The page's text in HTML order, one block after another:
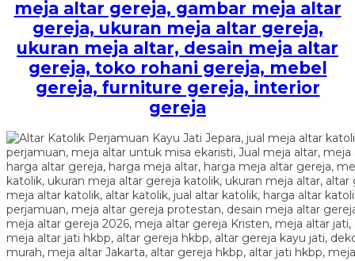
meja altar gereja, gambar meja altar
gereja, ukuran meja altar gereja,
ukuran meja altar, desain meja altar
gereja, toko rohani gereja, mebel
gereja, furniture gereja, interior
gereja